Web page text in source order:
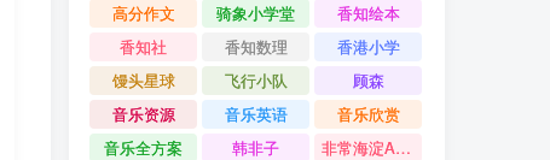
高分作文
骑象小学堂
香知绘本
香知社
香知数理
香港小学
馒头星球
飞行小队
顾森
音乐资源
音乐英语
音乐欣赏
音乐全方案
韩非子
非常海淀AB卷